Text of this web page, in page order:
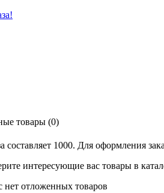
товары (0)
составляет 1000. Для оформления
интересующие вас товары в
отложенных товаров